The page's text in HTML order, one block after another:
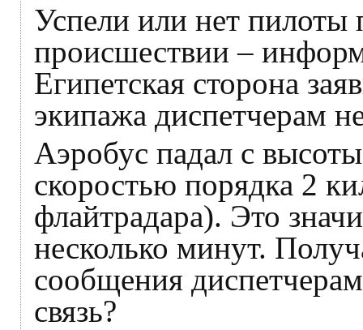
Успели или нет пилоты
происшествии –
Египетская сторона
экипажа диспетчерам
Аэробус падал с
скоростью порядка 2
флайтрадара). Это
несколько минут.
сообщения
связь?